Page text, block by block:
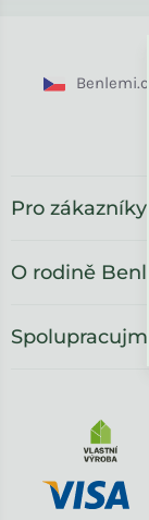
Benlemi.cz
Pro zákazníky
O rodině
Spolupracujme